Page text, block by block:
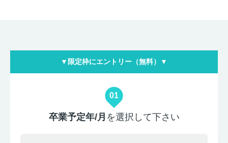
▼限定枠にエントリー（無料）▼
01
卒業予定年/月 を選択して下さい